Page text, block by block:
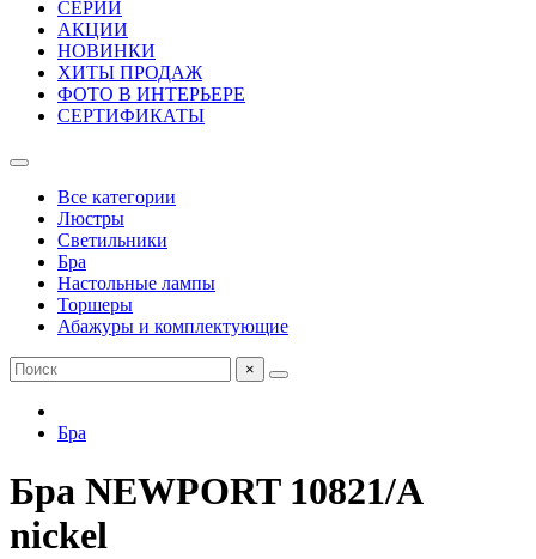
СЕРИИ
АКЦИИ
НОВИНКИ
ХИТЫ ПРОДАЖ
ФОТО В ИНТЕРЬЕРЕ
СЕРТИФИКАТЫ
Все категории
Люстры
Светильники
Бра
Настольные лампы
Торшеры
Абажуры и комплектующие
×
Бра
Бра NEWPORT 10821/A
nickel